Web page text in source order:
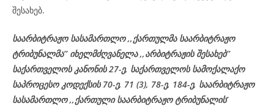
შესახებ.
საარბიტრაჟო სასამართლო ,,ქართულმა საარბიტრაჟო
ტრიბუნალმა’’ იხელმძღვანელა ,,არბიტრაჟის შესახებ’’
საქართველოს კანონის 27-ე, საქართველოს სამოქალაქო
საპროცესო კოდექსის 70-ე, 71 (3), 78-ე, 184-ე, საარბიტრაჟო
სასამართლო ,,ქართული საარბიტრაჟო ტრიბუნალის’